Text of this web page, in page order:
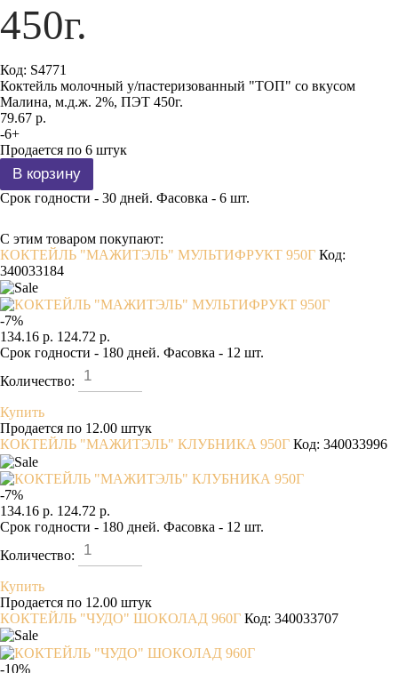
450г.
Код: S4771
Коктейль молочный у/пастеризованный "ТОП" со вкусом
Малина, м.д.ж. 2%, ПЭТ 450г.
79.67 р.
-6+
Продается по 6 штук
Срок годности - 30 дней. Фасовка - 6 шт.
С этим товаром покупают:
КОКТЕЙЛЬ "МАЖИТЭЛЬ" МУЛЬТИФРУКТ 950Г Код:
340033184
-7%
134.16 р. 124.72 р.
Срок годности - 180 дней. Фасовка - 12 шт.
Количество:
Купить
Продается по 12.00 штук
КОКТЕЙЛЬ "МАЖИТЭЛЬ" КЛУБНИКА 950Г Код: 340033996
-7%
134.16 р. 124.72 р.
Срок годности - 180 дней. Фасовка - 12 шт.
Количество:
Купить
Продается по 12.00 штук
КОКТЕЙЛЬ "ЧУДО" ШОКОЛАД 960Г Код: 340033707
-10%